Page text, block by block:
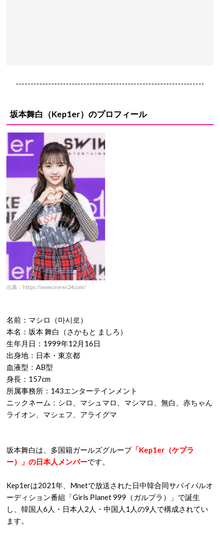
----------------------------------------------------------------
坂本舞白（Kep1er）のプロフィール
出典：https://www.inews24.com/
名前：マシロ（마시로）
本名：坂本 舞白（さかもと ましろ）
生年月日：1999年12月16日
出身地：日本・東京都
血液型：AB型
身長：157cm
所属事務所：143エンターテインメント
ニックネーム：シロ、マシュマロ、マシマロ、無白、赤ちゃん
ライオン、マシェフ、アライグマ
坂本舞白は、多国籍ガールズグループ「Kep1er（ケプラ
ー）」の日本人メンバーです。
Kep1erは2021年、Mnetで放送された日中韓合同サバイバルオ
ーディション番組「Girls Planet 999（ガルプラ）」で誕生
し、韓国人6人・日本人2人・中国人1人の9人で構成されてい
ます。